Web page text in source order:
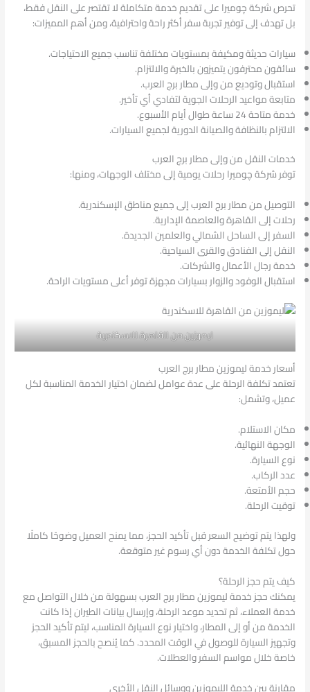
تحرص شركة چوميرا على تقديم خدمة متكاملة لا تقتصر على النقل فقط،
بل تهدف إلى توفير تجربة سفر أكثر راحة واحترافية، ومن أهم المميزات:
سيارات حديثة ومكيفة بمستويات مختلفة تناسب جميع الاحتياجات.
سائقون محترفون يتميزون بالخبرة والالتزام.
استقبال وتوديع من وإلى مطار برج العرب.
متابعة مواعيد الرحلات الجوية لتفادي أي تأخير.
خدمة متاحة 24 ساعة طوال أيام الأسبوع.
الالتزام بالنظافة والصيانة الدورية لجميع السيارات.
خدمات النقل من وإلى مطار برج العرب
توفر شركة چوميرا رحلات يومية إلى مختلف الوجهات، ومنها:
التوصيل من مطار برج العرب إلى جميع مناطق الإسكندرية.
رحلات إلى القاهرة والعاصمة الإدارية.
السفر إلى الساحل الشمالي والعلمين الجديدة.
النقل إلى الفنادق والقرى السياحية.
خدمة رجال الأعمال والشركات.
استقبال الوفود والزوار بسيارات مجهزة توفر أعلى مستويات الراحة.
ليموزين من القاهرة للاسكندرية
أسعار خدمة ليموزين مطار برج العرب
تعتمد تكلفة الرحلة على عدة عوامل لضمان اختيار الخدمة المناسبة لكل
عميل، وتشمل:
مكان الاستلام.
الوجهة النهائية.
نوع السيارة.
عدد الركاب.
حجم الأمتعة.
توقيت الرحلة.
ولهذا يتم توضيح السعر قبل تأكيد الحجز، مما يمنح العميل وضوحًا كاملًا
حول تكلفة الخدمة دون أي رسوم غير متوقعة.
كيف يتم حجز الرحلة؟
يمكنك حجز خدمة ليموزين مطار برج العرب بسهولة من خلال التواصل مع
خدمة العملاء، ثم تحديد موعد الرحلة، وإرسال بيانات الطيران إذا كانت
الخدمة من أو إلى المطار، واختيار نوع السيارة المناسب، ليتم تأكيد الحجز
وتجهيز السيارة للوصول في الوقت المحدد. كما يُنصح بالحجز المسبق،
خاصة خلال مواسم السفر والعطلات.
مقارنة بين خدمة الليموزين ووسائل النقل الأخرى